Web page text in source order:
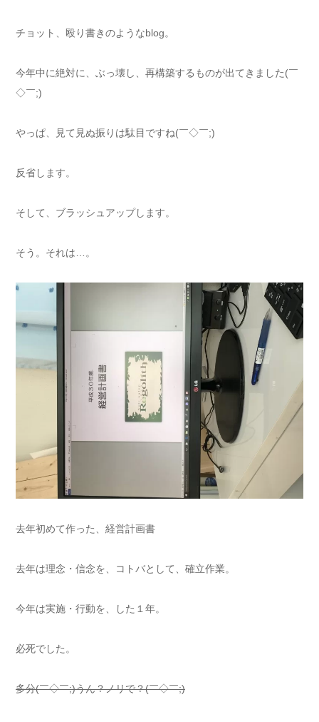
チョット、殴り書きのようなblog。
今年中に絶対に、ぶっ壊し、再構築するものが出てきました(￣
◇￣;)
やっぱ、見て見ぬ振りは駄目ですね(￣◇￣;)
反省します。
そして、ブラッシュアップします。
そう。それは…。
去年初めて作った、経営計画書
去年は理念・信念を、コトバとして、確立作業。
今年は実施・行動を、した１年。
必死でした。
多分(￣◇￣;)うん？ノリで？(￣◇￣;)